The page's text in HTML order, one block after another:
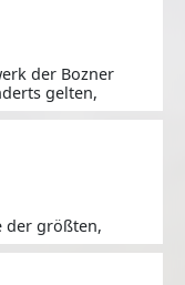
der Bozner
gelten,
der größten,